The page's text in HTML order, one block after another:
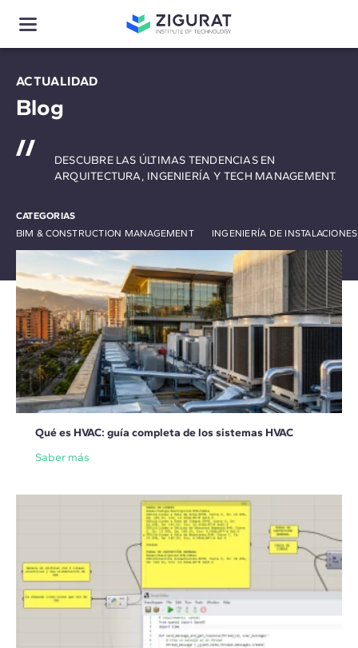
ACTUALIDAD
Blog
CATEGORIAS
BIM & CONSTRUCTION MANAGEMENT
INGENIERÍA DE
DESCUBRE LAS ÚLTIMAS TENDENCIAS EN
ARQUITECTURA, INGENIERÍA Y TECH MANAGEMENT.
Qué es HVAC: guía completa de los sistemas HVAC
Saber más